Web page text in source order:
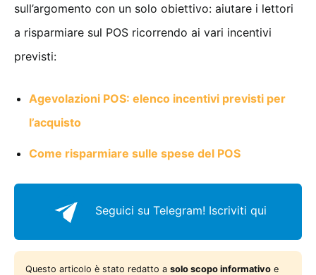
sull’argomento con un solo obiettivo: aiutare i lettori
a risparmiare sul POS ricorrendo ai vari incentivi
previsti:
Agevolazioni POS: elenco incentivi previsti per
l’acquisto
Come risparmiare sulle spese del POS
Seguici su Telegram! Iscriviti qui
Questo articolo è stato redatto a solo scopo informativo e